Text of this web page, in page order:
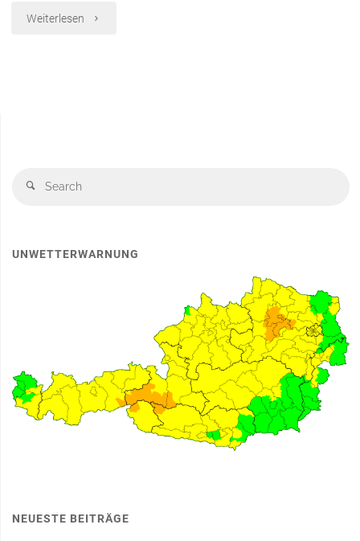
Weiterlesen "Atemschutzausbildung
Search
UNWETTERWARNUNG
NEUESTE BEITRÄGE